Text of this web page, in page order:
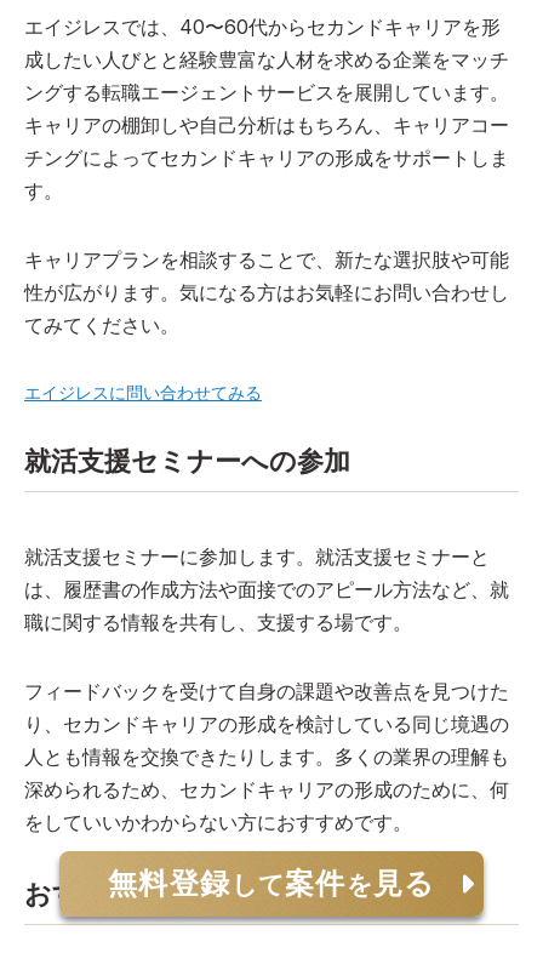
エイジレスでは、40〜60代からセカンドキャリアを形
成したい人びとと経験豊富な人材を求める企業をマッチ
ングする転職エージェントサービスを展開しています。
キャリアの棚卸しや自己分析はもちろん、キャリアコー
チングによってセカンドキャリアの形成をサポートしま
す。
キャリアプランを相談することで、新たな選択肢や可能
性が広がります。気になる方はお気軽にお問い合わせし
てみてください。
エイジレスに問い合わせてみる
就活支援セミナーへの参加
就活支援セミナーに参加します。就活支援セミナーと
は、履歴書の作成方法や面接でのアピール方法など、就
職に関する情報を共有し、支援する場です。
フィードバックを受けて自身の課題や改善点を見つけた
り、セカンドキャリアの形成を検討している同じ境遇の
人とも情報を交換できたりします。多くの業界の理解も
深められるため、セカンドキャリアの形成のために、何
をしていいかわからない方におすすめです。
おすすめの転職エージェント
無料登録 して案件を 見る